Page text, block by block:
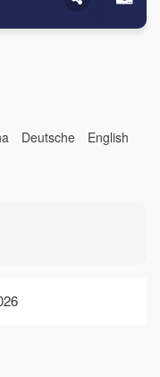
Deutsche
English